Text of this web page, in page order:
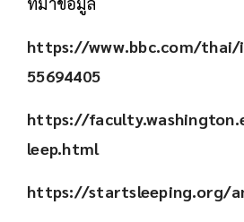
https://www.bbc.com/
55694405
https://
leep.html
https://startsleeping.org/